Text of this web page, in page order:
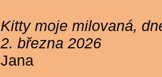
Kitty moje milovaná,
2. března 2026
Jana